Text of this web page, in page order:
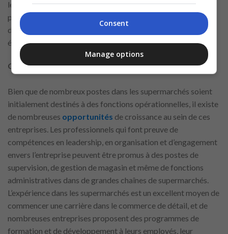
les postes de service à la clientèle. Une attitude
professionnelle et le respect des normes de sécurité et
d’hygiène, essentielles dans le marché français, sont
également très appréciés des employeurs.
Opportunités de carrière et de croissance
Bien que de nombreux postes dans les supermarchés soient
initialement destinés à des fonctions opérationnelles, il existe
de nombreuses opportunités de croissance au sein de ces
entreprises. Les professionnels qui font preuve de
compétences en leadership, en organisation et d’engagement
envers l’entreprise peuvent être promus à des postes de
supervision, de gestion de magasin et même de fonctions
administratives dans de grandes chaînes de supermarchés.
L’expérience dans les supermarchés est un excellent moyen de
commencer une carrière dans le commerce de détail, et de
nombreuses entreprises proposent des programmes de
formation et de développement à leurs employés, leur
Consent
Manage options